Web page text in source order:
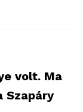
volt. Ma
Szapáry